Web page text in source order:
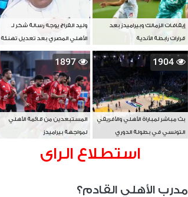
إيقافات الزمالك وبيراميدز بعد
قرارات رابطة الأندية
وليد الفراج يوجه رسالة شكر لـ
الأهلي المصري بعد تعديل تهنئة
بطل آسيا
1904
بث مباشر لمباراة الأهلي والأفريقي
التونسي في بطولة الدوري
1897
المستبعدين من قائمة الأهلي
لمواجهة بيراميدز
استطلاع الراى
مدرب الأهلي القادم؟